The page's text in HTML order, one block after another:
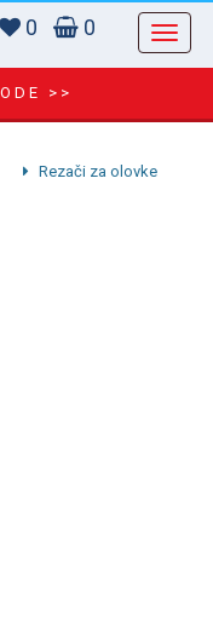
0 0
>>
Rezači za olovke